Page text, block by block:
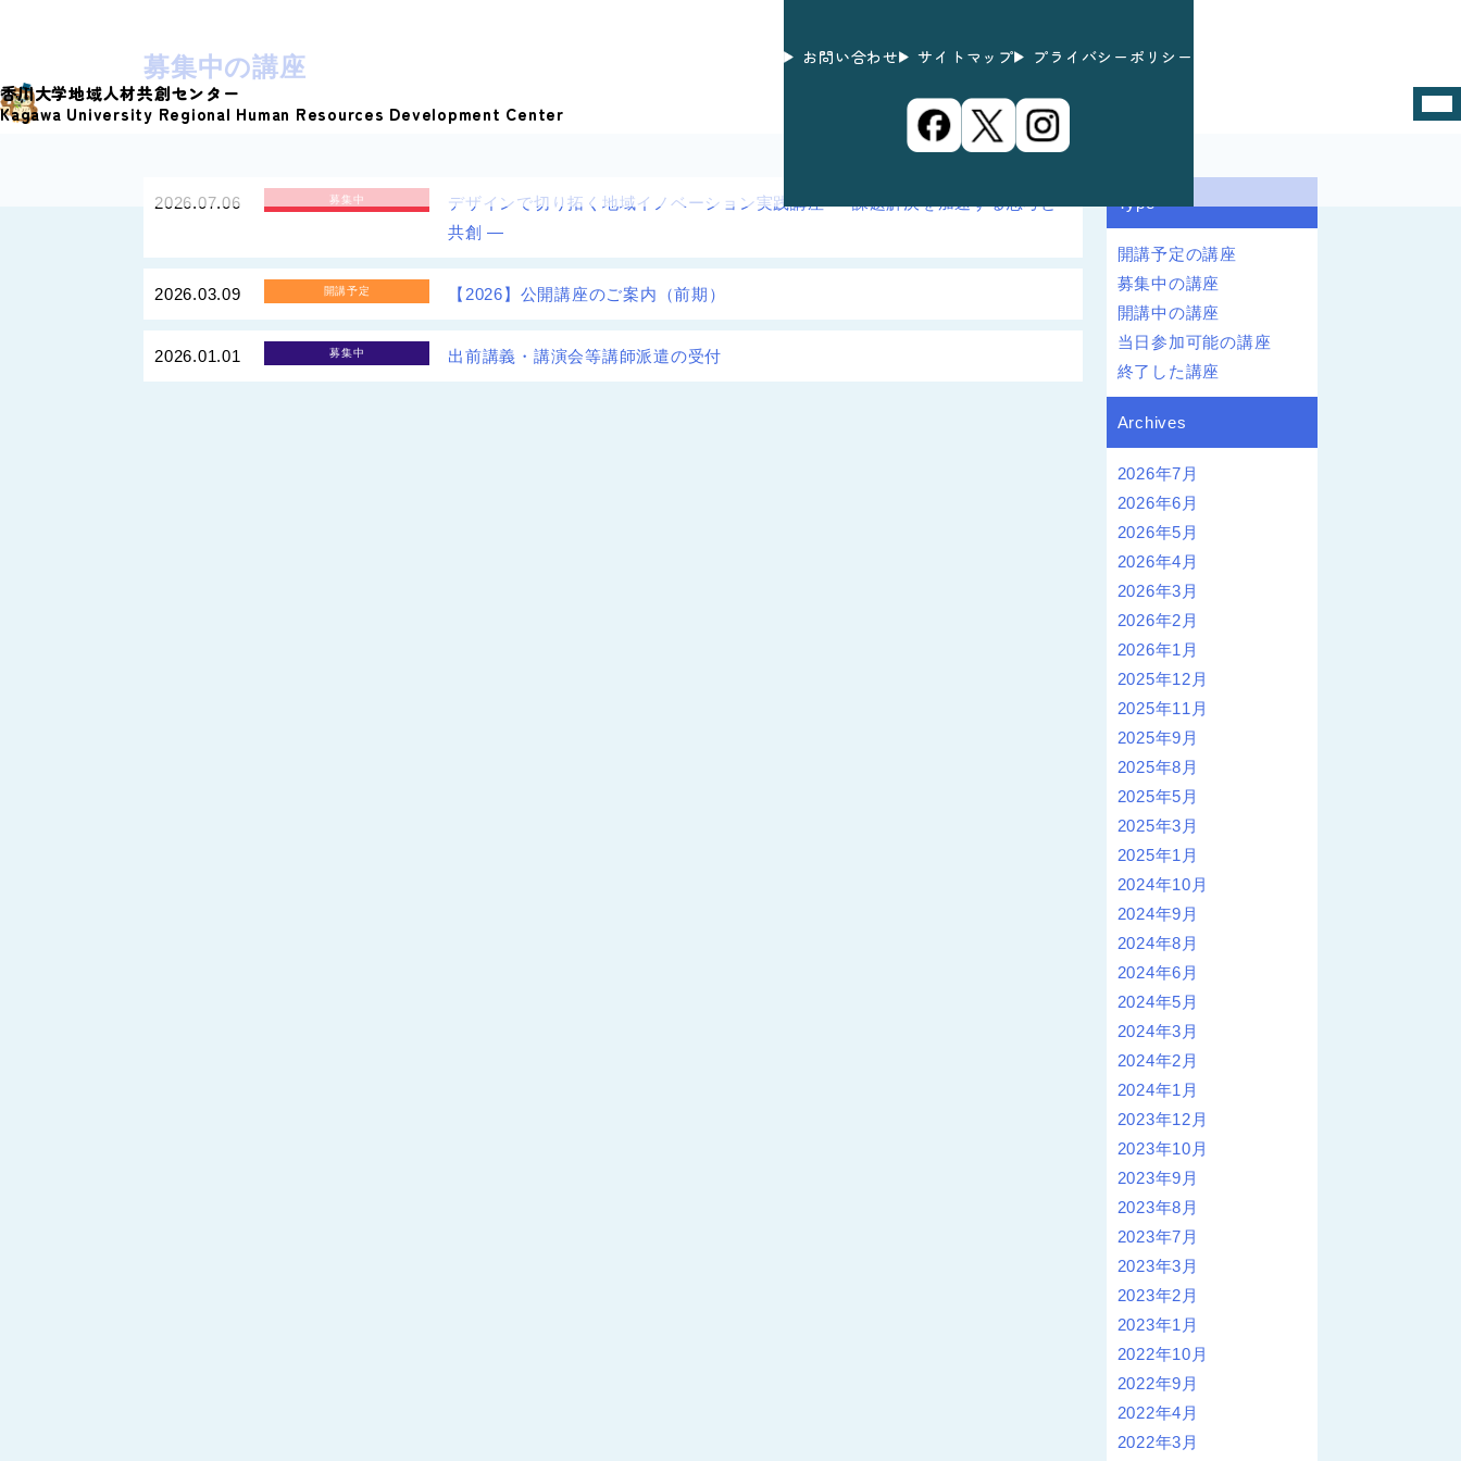
p
香川大学地域人材共創センター
Kagawa University Regional Human Resources Development Center
お問い合わせ サイトマップ プライバシーポリシー
募集中の講座
2026.07.06 募集中
デザインで切り拓く地域イノベーション実践講座 ― 課題解決を加速する思考と
共創 ―
2026.03.09 開講予定 【2026】公開講座のご案内（前期）
2026.01.01 募集中 出前講義・講演会等講師派遣の受付
Type
開講予定の講座
募集中の講座
開講中の講座
当日参加可能の講座
終了した講座
Archives
2026年7月
2026年6月
2026年5月
2026年4月
2026年3月
2026年2月
2026年1月
2025年12月
2025年11月
2025年9月
2025年8月
2025年5月
2025年3月
2025年1月
2024年10月
2024年9月
2024年8月
2024年6月
2024年5月
2024年3月
2024年2月
2024年1月
2023年12月
2023年10月
2023年9月
2023年8月
2023年7月
2023年3月
2023年2月
2023年1月
2022年10月
2022年9月
2022年4月
2022年3月